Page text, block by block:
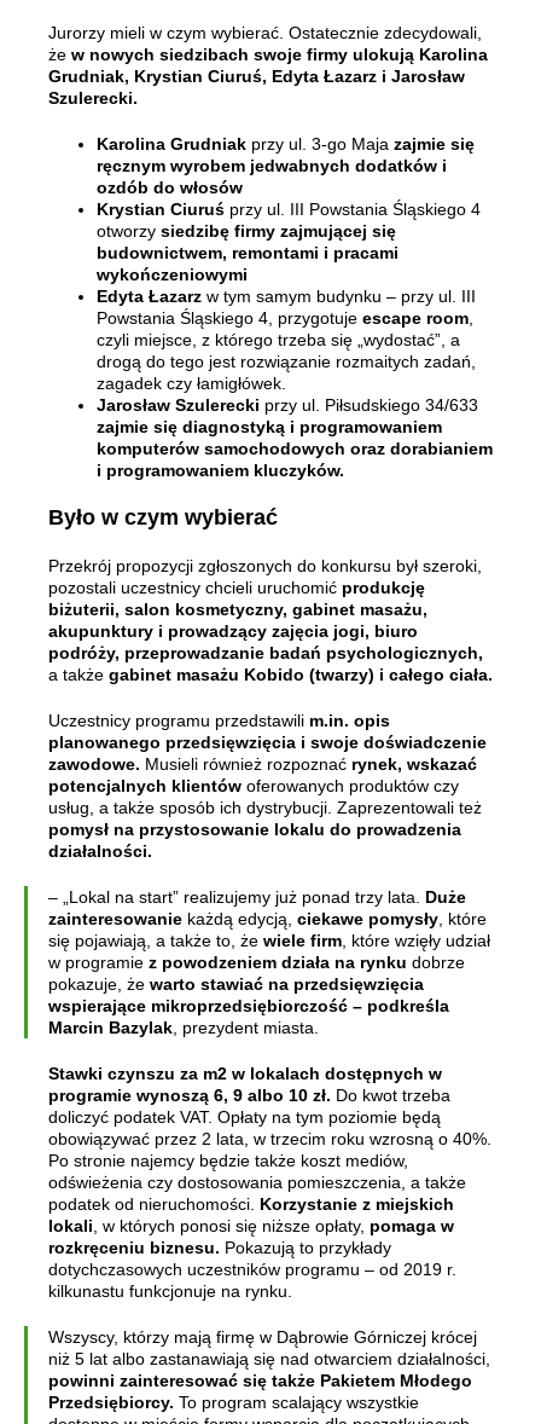
Jurorzy mieli w czym wybierać. Ostatecznie zdecydowali,
że w nowych siedzibach swoje firmy ulokują Karolina
Grudniak, Krystian Ciuruś, Edyta Łazarz i Jarosław
Szulerecki.
Karolina Grudniak przy ul. 3-go Maja zajmie się
ręcznym wyrobem jedwabnych dodatków i
ozdób do włosów
Krystian Ciuruś przy ul. III Powstania Śląskiego 4
otworzy siedzibę firmy zajmującej się
budownictwem, remontami i pracami
wykończeniowymi
Edyta Łazarz w tym samym budynku – przy ul. III
Powstania Śląskiego 4, przygotuje escape room
czyli miejsce, z którego trzeba się „wydostać”, a
drogą do tego jest rozwiązanie rozmaitych zadań,
zagadek czy łamigłówek.
Jarosław Szulerecki przy ul. Piłsudskiego 34/633
zajmie się diagnostyką i programowaniem
komputerów samochodowych oraz dorabianiem
i programowaniem kluczyków.
Było w czym wybierać
Przekrój propozycji zgłoszonych do konkursu był szeroki,
pozostali uczestnicy chcieli uruchomić produkcję
biżuterii, salon kosmetyczny, gabinet masażu,
akupunktury i prowadzący zajęcia jogi, biuro
podróży, przeprowadzanie badań psychologicznych,
a także gabinet masażu Kobido (twarzy) i całego ciała.
Uczestnicy programu przedstawili m.in. opis
planowanego przedsięwzięcia i swoje doświadczenie
zawodowe. Musieli również rozpoznać rynek, wskazać
potencjalnych klientów oferowanych produktów czy
usług, a także sposób ich dystrybucji. Zaprezentowali też
pomysł na przystosowanie lokalu do prowadzenia
działalności.
– „Lokal na start” realizujemy już ponad trzy lata. Duże
zainteresowanie każdą edycją, ciekawe pomysły , które
się pojawiają, a także to, że wiele firm , które wzięły udział
w programie z powodzeniem działa na rynku dobrze
pokazuje, że warto stawiać na przedsięwzięcia
wspierające mikroprzedsiębiorczość – podkreśla
Marcin Bazylak , prezydent miasta.
Stawki czynszu za m2 w lokalach dostępnych w
programie wynoszą 6, 9 albo 10 zł. Do kwot trzeba
doliczyć podatek VAT. Opłaty na tym poziomie będą
obowiązywać przez 2 lata, w trzecim roku wzrosną o 40%.
Po stronie najemcy będzie także koszt mediów,
odświeżenia czy dostosowania pomieszczenia, a także
podatek od nieruchomości. Korzystanie z miejskich
lokali , w których ponosi się niższe opłaty, pomaga w
rozkręceniu biznesu. Pokazują to przykłady
dotychczasowych uczestników programu – od 2019 r.
kilkunastu funkcjonuje na rynku.
Wszyscy, którzy mają firmę w Dąbrowie Górniczej krócej
niż 5 lat albo zastanawiają się nad otwarciem działalności,
powinni zainteresować się także Pakietem Młodego
Przedsiębiorcy. To program scalający wszystkie